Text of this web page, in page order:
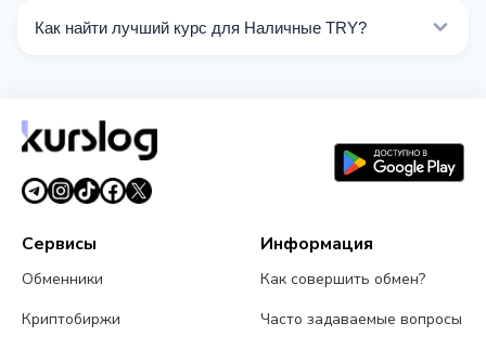
операции с Наличные TRY.
Как найти лучший курс для Наличные TRY?
реальном времени.
Сервисы
Обменники
Криптобиржи
Информация
Как совершить обмен?
Часто задаваемые вопросы